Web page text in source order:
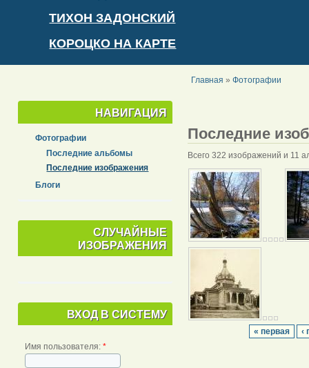
ТИХОН ЗАДОНСКИЙ
КОРОЦКО НА КАРТЕ
Главная »Фотографии
НАВИГАЦИЯ
Фотографии
Последние альбомы
Последние изображения
Блоги
СЛУЧАЙНЫЕ
ИЗОБРАЖЕНИЯ
ВХОД В СИСТЕМУ
Имя пользователя: *
Последние
Всего 322 изображений и 11
« первая ‹